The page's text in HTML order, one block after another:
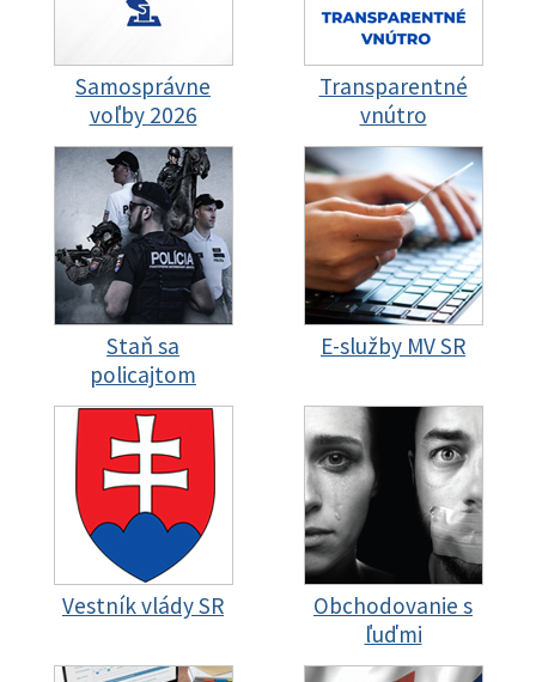
Samosprávne
voľby 2026
Transparentné
vnútro
Staň sa
policajtom
E-služby MV SR
Vestník vlády SR
Obchodovanie s
ľuďmi